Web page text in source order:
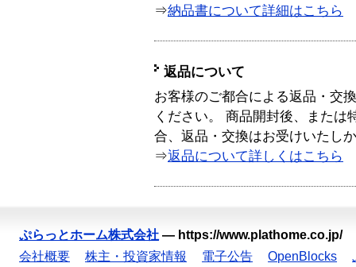
⇒納品書について詳細はこちら
返品について
お客様のご都合による返品・交
ください。 商品開封後、または
合、返品・交換はお受けいたし
⇒返品について詳しくはこちら
ぷらっとホーム株式会社 — https://www.plathome.co.jp/
会社概要
株主・投資家情報 電子公告 OpenBlocks